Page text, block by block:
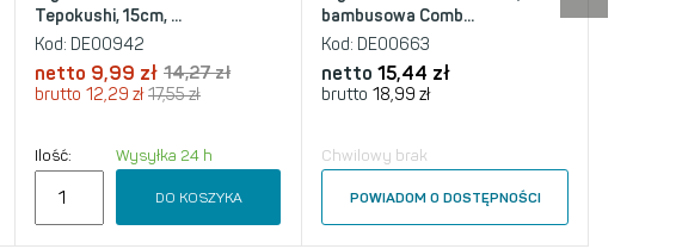
Tepokushi, 15cm, ...
Kod: DE00942
netto 9,99 zł 14,27 zł
brutto 12,29 zł17,55 zł
Ilość: Wysyłka 24 h
DO KOSZYKA
bambusowa Comb...
Kod: DE00663
netto 15,44 zł
brutto 18,99 zł
Chwilowy brak
POWIADOM O DOSTĘPNOŚCI